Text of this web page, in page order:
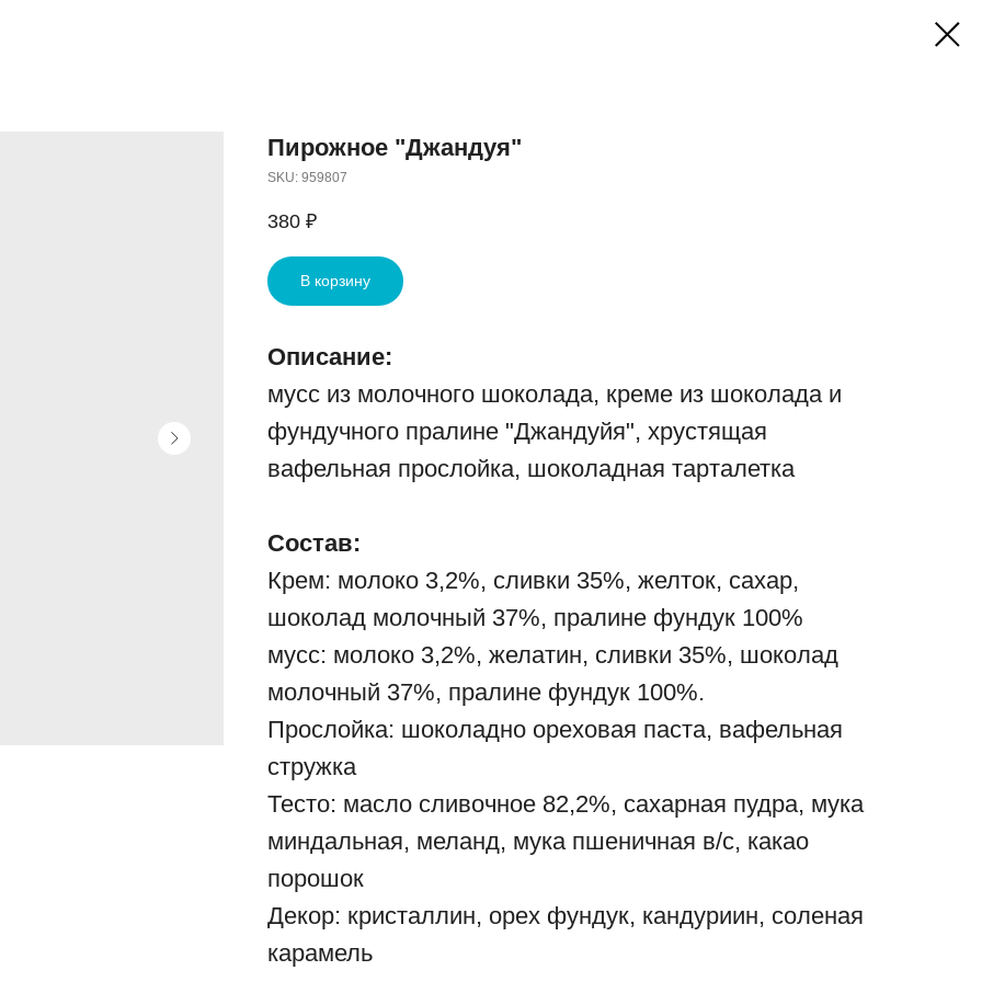
Пирожное "Джандуя"
SKU: 959807
380 ₽
В корзину
Описание:
мусс из молочного шоколада, креме из шоколада и
фундучного пралине "Джандуйя", хрустящая
вафельная прослойка, шоколадная тарталетка
Состав:
Крем: молоко 3,2%, сливки 35%, желток, сахар,
шоколад молочный 37%, пралине фундук 100%
мусс: молоко 3,2%, желатин, сливки 35%, шоколад
молочный 37%, пралине фундук 100%.
Прослойка: шоколадно ореховая паста, вафельная
стружка
Тесто: масло сливочное 82,2%, сахарная пудра, мука
миндальная, меланд, мука пшеничная в/с, какао
порошок
Декор: кристаллин, орех фундук, кандуриин, соленая
карамель